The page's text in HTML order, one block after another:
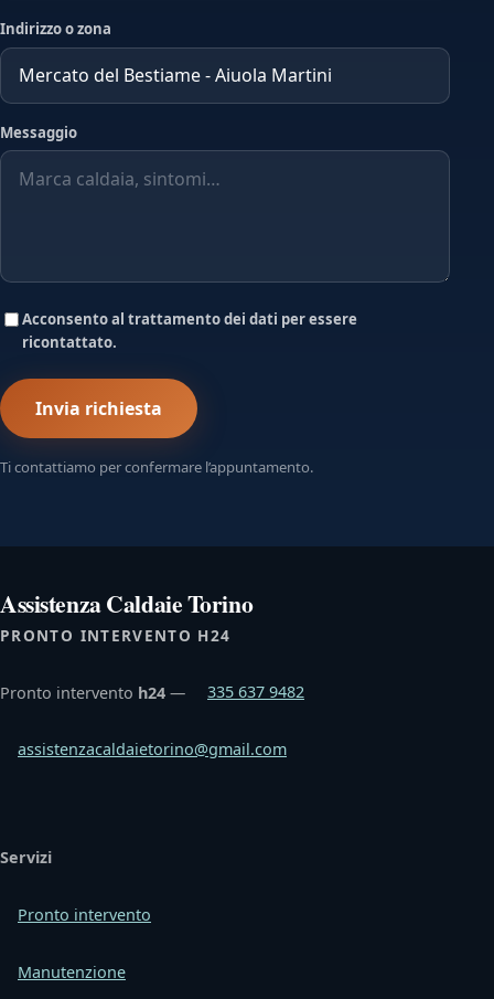
Indirizzo o zona
Messaggio
Acconsento al trattamento dei dati per essere
ricontattato.
Invia richiesta
Ti contattiamo per confermare l’appuntamento.
Assistenza Caldaie Torino
PRONTO INTERVENTO H24
Pronto intervento h24 — 335 637 9482
assistenzacaldaietorino@gmail.com
Servizi
Pronto intervento
Manutenzione